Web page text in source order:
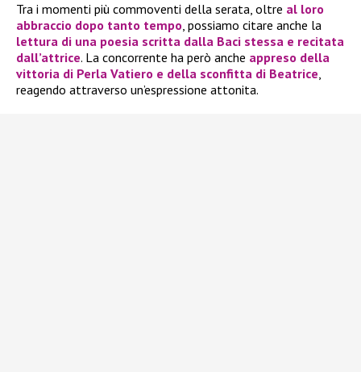
Tra i momenti più commoventi della serata, oltre al loro
abbraccio dopo tanto tempo, possiamo citare anche la
lettura di una poesia scritta dalla Baci stessa e recitata
dall’attrice. La concorrente ha però anche appreso della
vittoria di Perla Vatiero e della sconfitta di Beatrice,
reagendo attraverso un’espressione attonita.